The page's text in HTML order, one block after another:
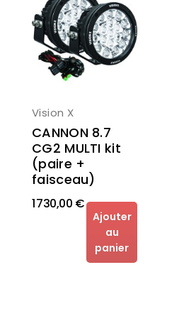
Vision X
CANNON 8.7
CG2 MULTI kit
(paire +
faisceau)
1 730,00 €
Ajouter
au
panier